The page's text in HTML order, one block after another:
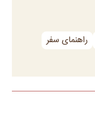
راهنمای سفر